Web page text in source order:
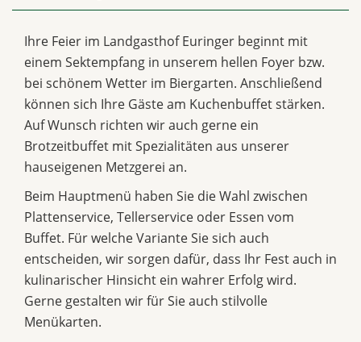
Ihre Feier im Landgasthof Euringer beginnt mit
einem Sektempfang in unserem hellen Foyer bzw.
bei schönem Wetter im Biergarten. Anschließend
können sich Ihre Gäste am Kuchenbuffet stärken.
Auf Wunsch richten wir auch gerne ein
Brotzeitbuffet mit Spezialitäten aus unserer
hauseigenen Metzgerei an.
Beim Hauptmenü haben Sie die Wahl zwischen
Plattenservice, Tellerservice oder Essen vom
Buffet. Für welche Variante Sie sich auch
entscheiden, wir sorgen dafür, dass Ihr Fest auch in
kulinarischer Hinsicht ein wahrer Erfolg wird.
Gerne gestalten wir für Sie auch stilvolle
Menükarten.